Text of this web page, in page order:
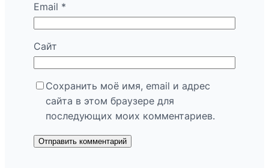
Email *
Сайт
Сохранить моё имя, email и адрес
сайта в этом браузере для
последующих моих комментариев.